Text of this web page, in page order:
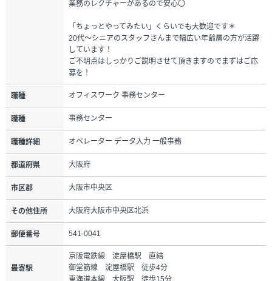
業務のレクチャーがあるので安心〇
「ちょっとやってみたい」くらいでも大歓迎です＊
20代～シニアのスタッフさんまで幅広い年齢層の方が活躍
しています！
ご不明点はしっかりご説明させて頂きますのでまずはご応
募を！
職種 オフィスワーク 事務センター
職種 事務センター
職種詳細 オペレーター データ入力 一般事務
都道府県 大阪府
市区郡 大阪市中央区
その他住所 大阪府大阪市中央区北浜
郵便番号 541-0041
最寄駅
京阪電鉄線 淀屋橋駅 直結
御堂筋線 淀屋橋駅 徒歩4分
東海道本線 大阪駅 徒歩15分